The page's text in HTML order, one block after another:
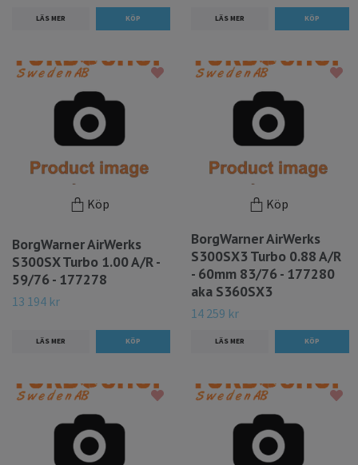
LÄS MER LÄS MER
Köp
BorgWarner AirWerks
S300SX Turbo 1.00 A/R -
59/76 - 177278
13 194 kr
LÄS MER
Köp
BorgWarner AirWerks
S300SX3 Turbo 0.88 A/R
- 60mm 83/76 - 177280
aka S360SX3
14 259 kr
LÄS MER